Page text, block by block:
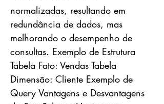
normalizadas, resultando em
redundância de dados, mas
melhorando o desempenho de
consultas. Exemplo de Estrutura
Tabela Fato: Vendas Tabela
Dimensão: Cliente Exemplo de
Query Vantagens e Desvantagens